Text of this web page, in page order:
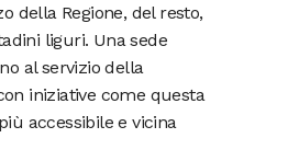
della Regione, del resto,
liguri. Una sede
al servizio della
iniziative come questa
accessibile e vicina